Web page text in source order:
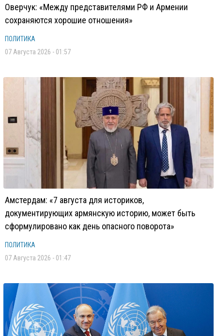
Оверчук: «Между представителями РФ и Армении
сохраняются хорошие отношения»
ПОЛИТИКА
07 Августа 2026 - 01:57
Амстердам: «7 августа для историков,
документирующих армянскую историю, может быть
сформулировано как день опасного поворота»
ПОЛИТИКА
07 Августа 2026 - 01:47